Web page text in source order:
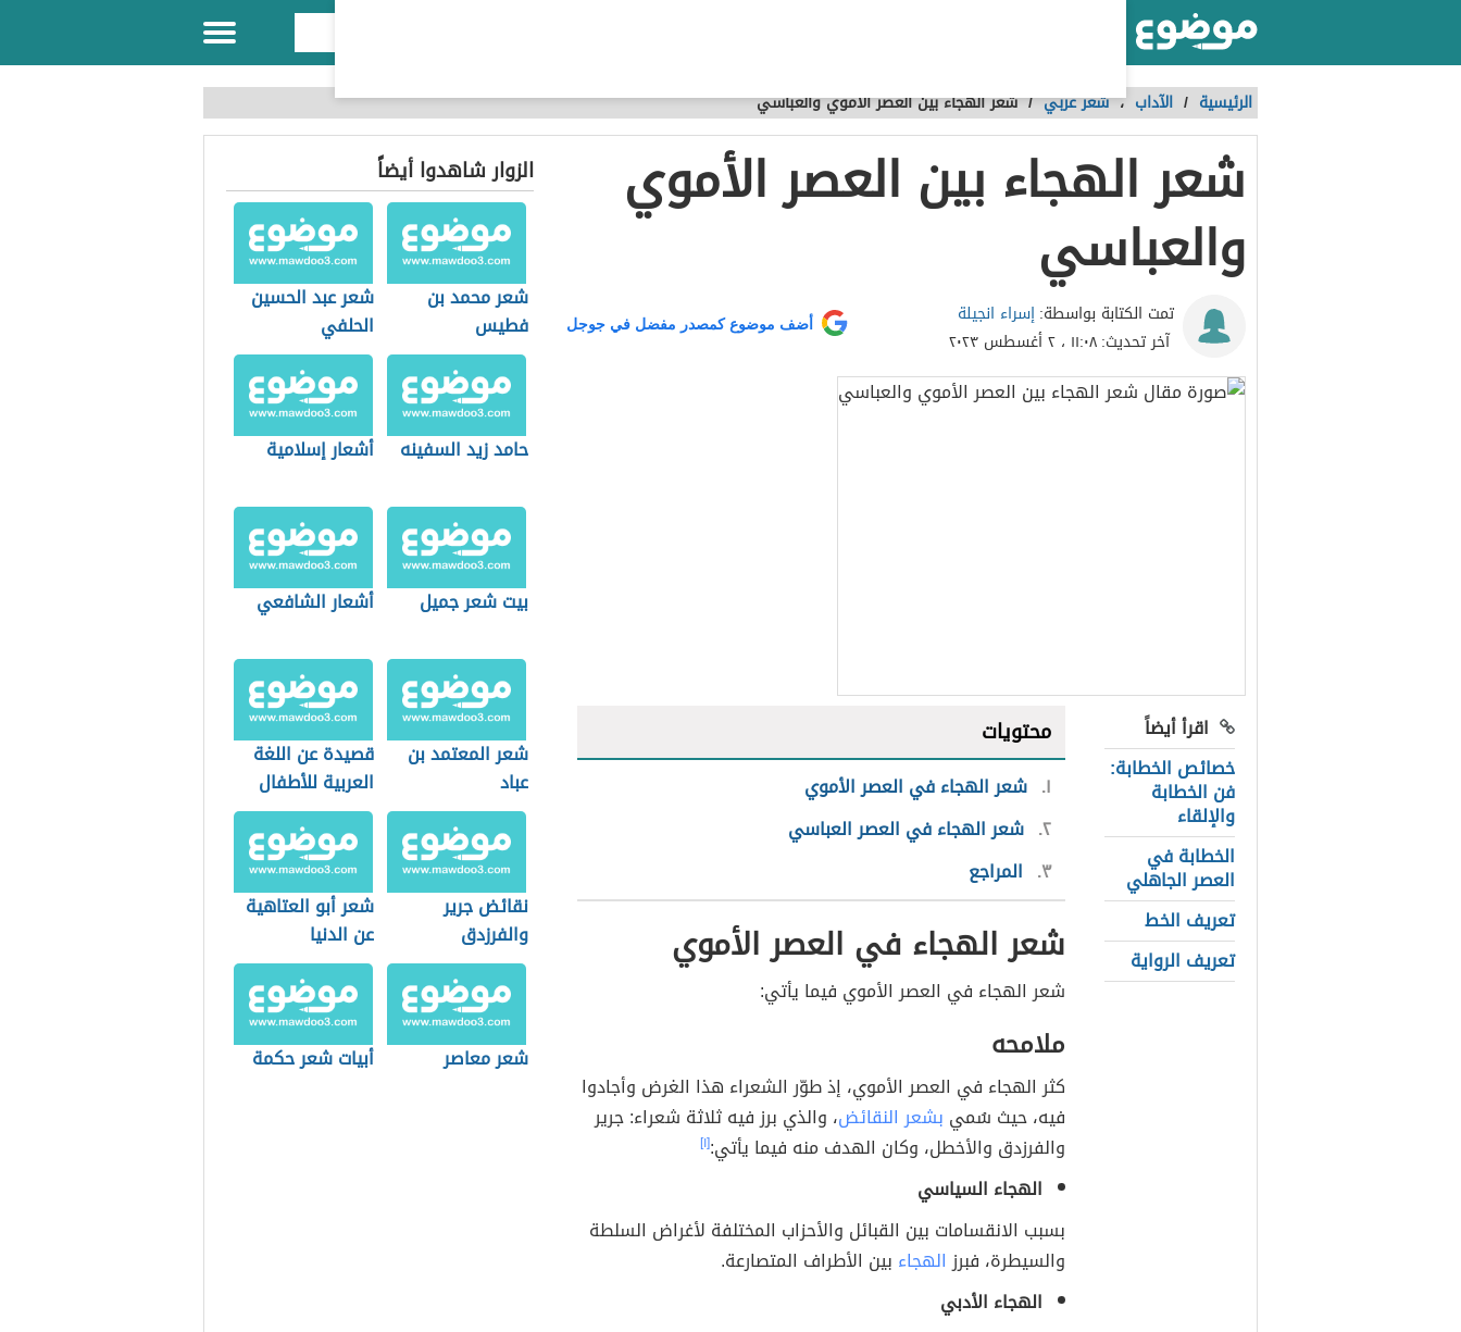
الرئيسية / الآداب ،شعر عربي /شعر الهجاء بين العصر الأموي والعباسي
شعر الهجاء بين العصر الأموي
والعباسي
تمت الكتابة بواسطة:إسراء انجيلة
آخر تحديث:١١:٠٨ ، ٢ أغسطس ٢٠٢٣
أضف موضوع كمصدر مفضل في جوجل
اقرأ أيضاً
خصائص الخطابة:
فن الخطابة
والإلقاء
الخطابة في
العصر الجاهلي
تعريف الخط
تعريف الرواية
محتويات
١ شعر الهجاء في العصر الأموي
٢ شعر الهجاء في العصر العباسي
٣ المراجع
شعر الهجاء في العصر الأموي
شعر الهجاء في العصر الأموي فيما يأتي:
ملامحه
كثر الهجاء في العصر الأموي، إذ طوّر الشعراء هذا الغرض وأجادوا
فيه، حيث سُمي بشعر النقائض، والذي برز فيه ثلاثة شعراء: جرير
والفرزدق والأخطل، وكان الهدف منه فيما يأتي:[١]
الهجاء السياسي
بسبب الانقسامات بين القبائل والأحزاب المختلفة لأغراض السلطة
والسيطرة، فبرزالهجاء بين الأطراف المتصارعة.
الهجاء الأدبي
الزوار شاهدوا أيضاً
شعر محمد بن
فطيس
شعر عبد الحسين
الحلفي
حامد زيد السفينه أشعار إسلامية
بيت شعر جميل أشعار الشافعي
شعر المعتمد بن
عباد
قصيدة عن اللغة
العربية للأطفال
نقائض جرير
والفرزدق
شعر أبو العتاهية
عن الدنيا
شعر معاصر أبيات شعر حكمة